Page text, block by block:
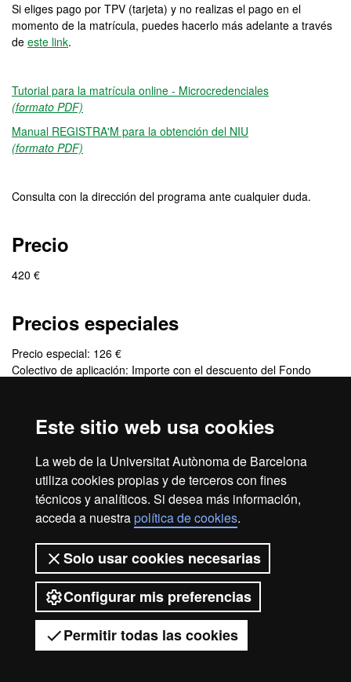
Este sitio web usa cookies
La web de la Universitat Autònoma de Barcelona
utiliza cookies propias y de terceros con fines
técnicos y analíticos. Si desea más información,
acceda a nuestrapolítica de cookies.
Solo usar cookies necesarias
Configurar mis preferencias
Permitir todas las cookies
Tienes dudas?
Si eliges pago por TPV (tarjeta) y no realizas el pago en el
momento de la matrícula, puedes hacerlo más adelante a través
de este link.
Tutorial para la matrícula online - Microcredenciales
(formato PDF)
Manual REGISTRA'M para la obtención del NIU
(formato PDF)
Consulta con la dirección del programa ante cualquier duda.
Precio
420 €
Precios especiales
Precio especial: 126 €
Colectivo de aplicación: Importe con el descuento del Fondo
Créditos
3 ECTS
Sobre el web
Accesibilidad web
2026 Universitat Autònoma de
Barcelona